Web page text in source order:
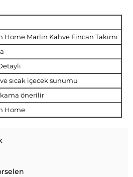
Home Marlin Kahve Fincan Takımı
sıcak içecek sunumu
önerilir
Home